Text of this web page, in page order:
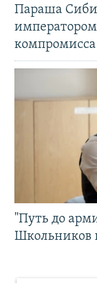
Параша
компромисса
"Путь до
Школьников